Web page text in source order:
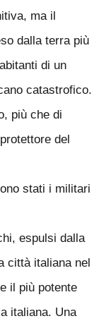
ma il
dalla terra più
di un
catastrofico.
più che di
del
stati i militari
espulsi dalla
città italiana nel
il più potente
italiana. Una